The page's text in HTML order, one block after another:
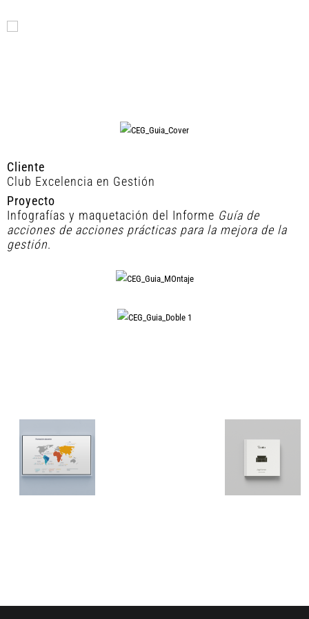
Cliente
Club Excelencia en Gestión
Proyecto
Infografías y maquetación del Informe Guía de
acciones de acciones prácticas para la mejora de la
gestión.